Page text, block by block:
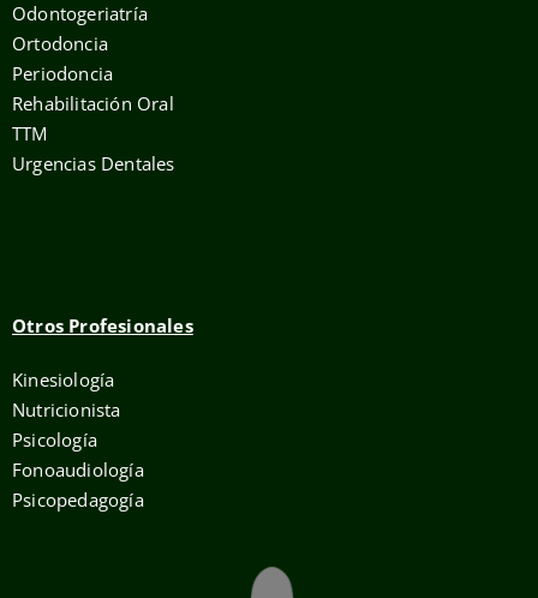
Odontogeriatría
Ortodoncia
Periodoncia
Rehabilitación Oral
TTM
Urgencias Dentales
Otros Profesionales
Kinesiología
Nutricionista
Psicología
Fonoaudiología
Psicopedagogía